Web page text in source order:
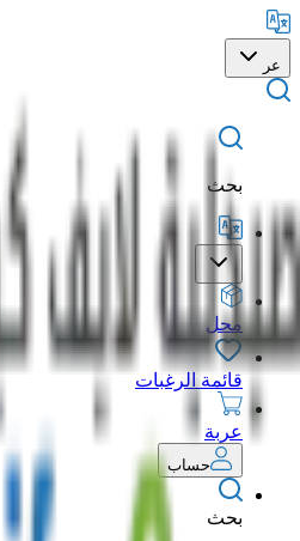
عر
بحث
محل
قائمة الرغبات
عربة
حساب
بحث